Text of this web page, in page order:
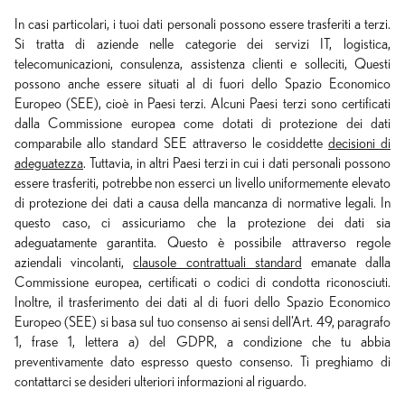
In casi particolari, i tuoi dati personali possono essere trasferiti a terzi.
Si tratta di aziende nelle categorie dei servizi IT, logistica,
telecomunicazioni, consulenza, assistenza clienti e solleciti, Questi
possono anche essere situati al di fuori dello Spazio Economico
Europeo (SEE), cioè in Paesi terzi. Alcuni Paesi terzi sono certificati
dalla Commissione europea come dotati di protezione dei dati
comparabile allo standard SEE attraverso le cosiddette decisioni di
adeguatezza. Tuttavia, in altri Paesi terzi in cui i dati personali possono
essere trasferiti, potrebbe non esserci un livello uniformemente elevato
di protezione dei dati a causa della mancanza di normative legali. In
questo caso, ci assicuriamo che la protezione dei dati sia
adeguatamente garantita. Questo è possibile attraverso regole
aziendali vincolanti,clausole contrattuali standard
emanate dalla
Commissione europea, certificati o codici di condotta riconosciuti.
Inoltre, il trasferimento dei dati al di fuori dello Spazio Economico
Europeo (SEE) si basa sul tuo consenso ai sensi dell'Art. 49, paragrafo
1, frase 1, lettera a) del GDPR, a condizione che tu abbia
preventivamente dato espresso questo consenso. Ti preghiamo di
contattarci se desideri ulteriori informazioni al riguardo.